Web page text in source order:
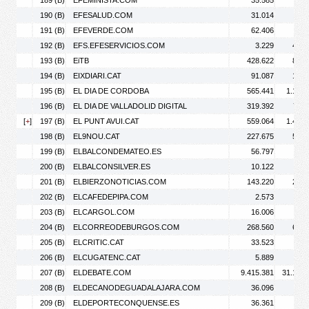
190 (B)
EFESALUD.COM 31.014
191 (B)
EFEVERDE.COM 62.406
192 (B)
EFS.EFESERVICIOS.COM 3.229
193 (B)
EiTB 428.622
194 (B)
EIXDIARI.CAT 91.087
195 (B)
EL DIA DE CORDOBA 565.441
196 (B)
EL DIA DE VALLADOLID DIGITAL 319.392
[+] 197 (B) EL PUNT AVUI.CAT 559.064
198 (B)
EL9NOU.CAT 227.675
199 (B)
ELBALCONDEMATEO.ES 56.797
200 (B)
ELBALCONSILVER.ES 10.122
201 (B)
ELBIERZONOTICIAS.COM 143.220
202 (B)
ELCAFEDEPIPA.COM 2.573
203 (B)
ELCARGOL.COM 16.006
204 (B)
ELCORREODEBURGOS.COM 268.560
205 (B)
ELCRITIC.CAT 33.523
206 (B)
ELCUGATENC.CAT 5.889
207 (B)
ELDEBATE.COM 9.415.381
208 (B)
ELDECANODEGUADALAJARA.COM 36.096
209 (B)
ELDEPORTECONQUENSE.ES 36.361